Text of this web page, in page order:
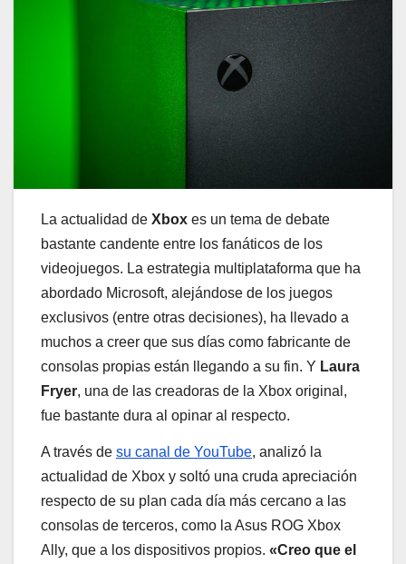
La actualidad de Xbox es un tema de debate
bastante candente entre los fanáticos de los
videojuegos. La estrategia multiplataforma que ha
abordado Microsoft, alejándose de los juegos
exclusivos (entre otras decisiones), ha llevado a
muchos a creer que sus días como fabricante de
consolas propias están llegando a su fin. Y Laura
Fryer, una de las creadoras de la Xbox original,
fue bastante dura al opinar al respecto.
A través de su canal de YouTube, analizó la
actualidad de Xbox y soltó una cruda apreciación
respecto de su plan cada día más cercano a las
consolas de terceros, como la Asus ROG Xbox
Ally, que a los dispositivos propios. «Creo que el